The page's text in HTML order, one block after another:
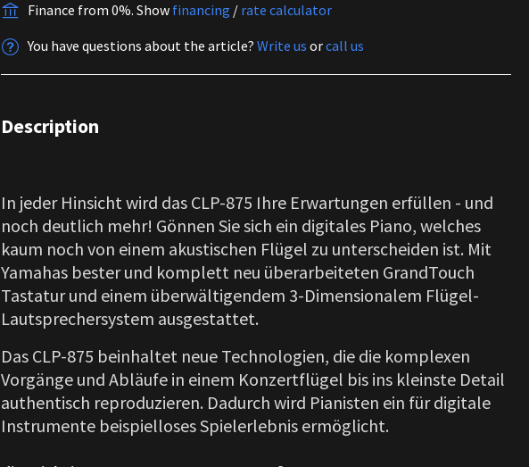
Finance from 0%. Show financing / rate calculator
You have questions about the article? Write us orcall us
Description
In jeder Hinsicht wird das CLP-875 Ihre Erwartungen erfüllen - und
noch deutlich mehr! Gönnen Sie sich ein digitales Piano, welches
kaum noch von einem akustischen Flügel zu unterscheiden ist. Mit
Yamahas bester und komplett neu überarbeiteten GrandTouch
Tastatur und einem überwältigendem 3-Dimensionalem Flügel-
Lautsprechersystem ausgestattet.
Das CLP-875 beinhaltet neue Technologien, die die komplexen
Vorgänge und Abläufe in einem Konzertflügel bis ins kleinste Detail
authentisch reproduzieren. Dadurch wird Pianisten ein für digitale
Instrumente beispielloses Spielerlebnis ermöglicht.